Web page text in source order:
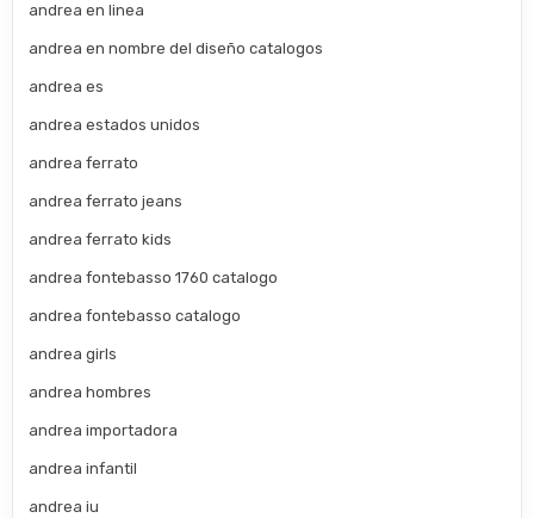
andrea en linea
andrea en nombre del diseño catalogos
andrea es
andrea estados unidos
andrea ferrato
andrea ferrato jeans
andrea ferrato kids
andrea fontebasso 1760 catalogo
andrea fontebasso catalogo
andrea girls
andrea hombres
andrea importadora
andrea infantil
andrea iu